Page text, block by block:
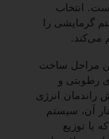
انتخاب
گرمایشی را
می‌کند.
مراحل ساخت
رطوبتی و
راندمان انرژی
آن، سیستم
با توزیع